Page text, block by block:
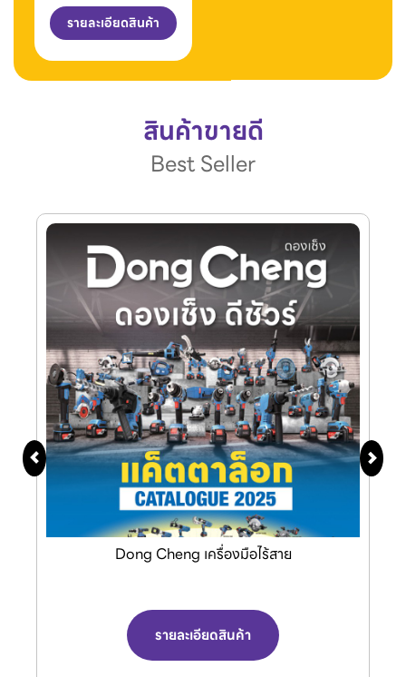
รายละเอียดสินค้า
สินค้าขายดี
Best Seller
Jasic เครื่องเชื่อมและเครื่องตัดพลาสม่า
รายละเอียดสินค้า